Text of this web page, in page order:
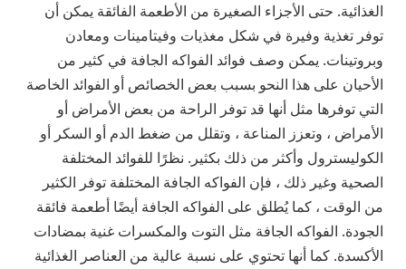
الغذائية. حتى الأجزاء الصغيرة من الأطعمة الفائقة يمكن أن
توفر تغذية وفيرة في شكل مغذيات وفيتامينات ومعادن
وبروتينات. يمكن وصف فوائد الفواكه الجافة في كثير من
الأحيان على هذا النحو بسبب بعض الخصائص أو الفوائد الخاصة
التي توفرها مثل أنها قد توفر الراحة من بعض الأمراض أو
الأمراض ، وتعزز المناعة ، وتقلل من ضغط الدم أو السكر أو
الكوليسترول وأكثر من ذلك بكثير. نظرًا للفوائد المختلفة
الصحية وغير ذلك ، فإن الفواكه الجافة المختلفة توفر الكثير
من الوقت ، كما يُطلق على الفواكه الجافة أيضًا أطعمة فائقة
الجودة. الفواكه الجافة مثل التوت والمكسرات غنية بمضادات
الأكسدة. كما أنها تحتوي على نسبة عالية من العناصر الغذائية